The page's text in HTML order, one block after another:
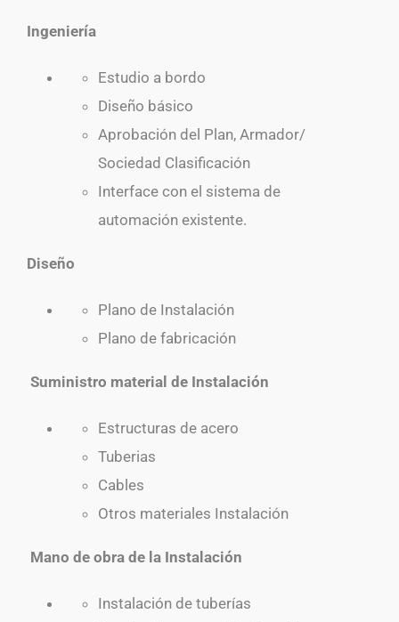
Ingeniería
Estudio a bordo
Diseño básico
Aprobación del Plan, Armador/
Sociedad Clasificación
Interface con el sistema de
automación existente.
Diseño
Plano de Instalación
Plano de fabricación
Suministro material de Instalación
Estructuras de acero
Tuberias
Cables
Otros materiales Instalación
Mano de obra de la Instalación
Instalación de tuberías